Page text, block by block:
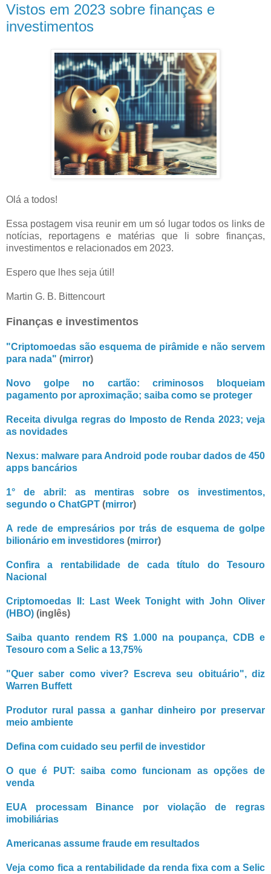
Vistos em 2023 sobre finanças e
investimentos
Olá a todos!
Essa postagem visa reunir em um só lugar todos os links de
notícias, reportagens e matérias que li sobre finanças,
investimentos e relacionados em 2023.
Espero que lhes seja útil!
Martin G. B. Bittencourt
Finanças e investimentos
"Criptomoedas são esquema de pirâmide e não servem
para nada" (mirror)
Novo golpe no cartão: criminosos bloqueiam
pagamento por aproximação; saiba como se proteger
Receita divulga regras do Imposto de Renda 2023; veja
as novidades
Nexus: malware para Android pode roubar dados de 450
apps bancários
1° de abril: as mentiras sobre os investimentos,
segundo o ChatGPT (mirror)
A rede de empresários por trás de esquema de golpe
bilionário em investidores (mirror)
Confira a rentabilidade de cada título do Tesouro
Nacional
Criptomoedas II: Last Week Tonight with John Oliver
(HBO) (inglês)
Saiba quanto rendem R$ 1.000 na poupança, CDB e
Tesouro com a Selic a 13,75%
"Quer saber como viver? Escreva seu obituário", diz
Warren Buffett
Produtor rural passa a ganhar dinheiro por preservar
meio ambiente
Defina com cuidado seu perfil de investidor
O que é PUT: saiba como funcionam as opções de
venda
EUA processam Binance por violação de regras
imobiliárias
Americanas assume fraude em resultados
Veja como fica a rentabilidade da renda fixa com a Selic